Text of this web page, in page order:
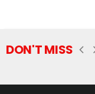
DON'T MISS